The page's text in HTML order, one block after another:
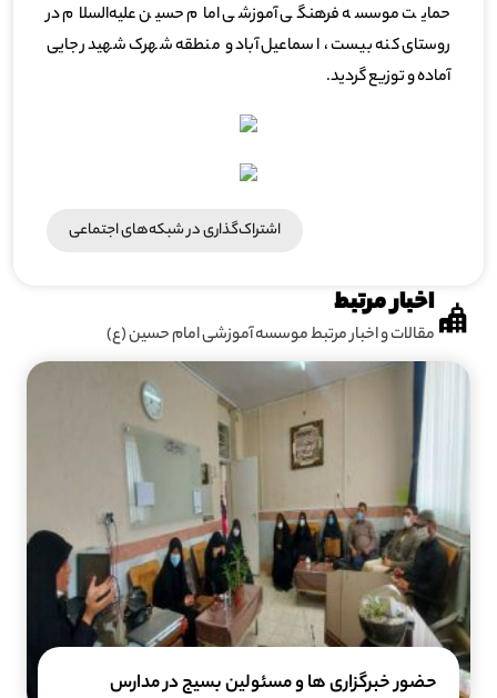
حمایت موسسه فرهنگی آموزشی امام حسین علیه‌السلام در
روستای کنه بیست ، اسماعیل آباد و منطقه شهرک شهید رجایی
آماده و توزیع گردید.
اشتراک‌گذاری در شبکه‎‌های اجتماعی
اخبار مرتبط
مقالات و اخبار مرتبط موسسه آموزشی امام حسین (ع)
حضور خبرگزاری ها و مسئولین بسیج در مدارس